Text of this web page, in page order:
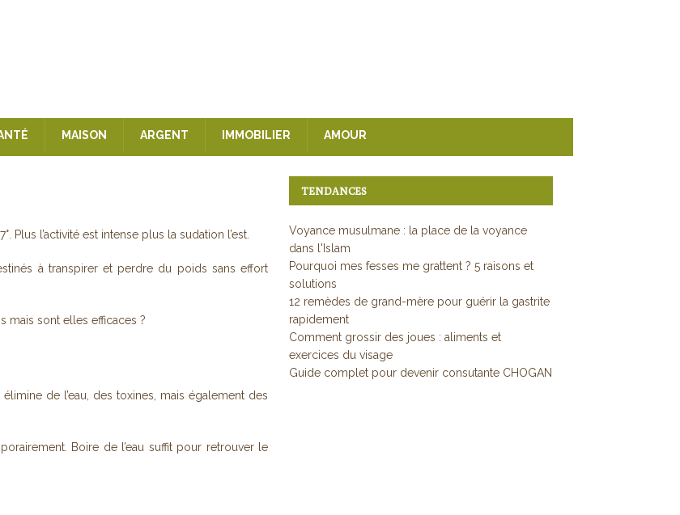
MAISON ARGENT IMMOBILIER AMOUR
Plus l’activité est intense plus la sudation l’est.
à transpirer et perdre du poids sans effort
mais sont elles efficaces ?
de l’eau, des toxines, mais également des
Boire de l’eau suffit pour retrouver le
TENDANCES
Voyance musulmane : la place de la voyance
dans l'Islam
Pourquoi mes fesses me grattent ? 5 raisons et
solutions
12 remèdes de grand-mère pour guérir la gastrite
rapidement
Comment grossir des joues : aliments et
exercices du visage
Guide complet pour devenir consutante CHOGAN